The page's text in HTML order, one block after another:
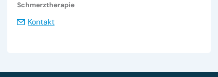
Schmerztherapie
Kontakt